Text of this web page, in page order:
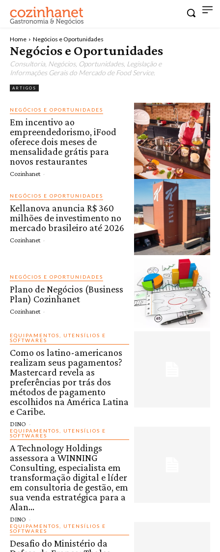
Home Negócios e Oportunidades
Negócios e Oportunidades
Consultoria, Negócios, Oportunidades, Legislação e
Informações Gerais do Mercado de Food Service.
ARTIGOS
NEGÓCIOS E OPORTUNIDADES
Em incentivo ao
empreendedorismo, iFood
oferece dois meses de
mensalidade grátis para
novos restaurantes
Cozinhanet -
NEGÓCIOS E OPORTUNIDADES
Kellanova anuncia R$ 360
milhões de investimento no
mercado brasileiro até 2026
Cozinhanet -
NEGÓCIOS E OPORTUNIDADES
Plano de Negócios (Business
Plan) Cozinhanet
Cozinhanet -
EQUIPAMENTOS, UTENSÍLIOS E
SOFTWARES
Como os latino-americanos
realizam seus pagamentos?
Mastercard revela as
preferências por trás dos
métodos de pagamento
escolhidos na América Latina
e Caribe.
DINO -
EQUIPAMENTOS, UTENSÍLIOS E
SOFTWARES
A Technology Holdings
assessora a WINNING
Consulting, especialista em
transformação digital e líder
em consultoria de gestão, em
sua venda estratégica para a
Alan...
DINO -
EQUIPAMENTOS, UTENSÍLIOS E
SOFTWARES
Desafio do Ministério da